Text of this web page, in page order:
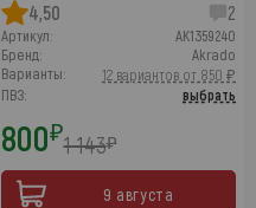
4,50
2
Артикул:
AK1359240
Бренд:
Akrado
Варианты:
12 вариантов от 850 ₽
ПВЗ:
выбрать
800₽1 143₽
9 августа